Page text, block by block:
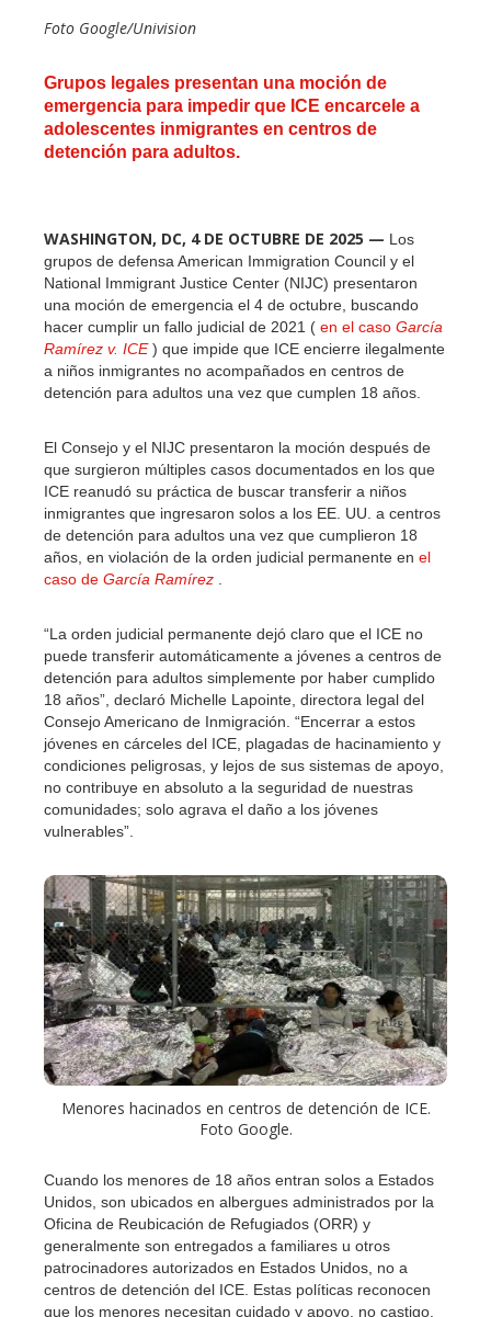
Foto Google/Univision
Grupos legales presentan una moción de
emergencia para impedir que ICE encarcele a
adolescentes inmigrantes en centros de
detención para adultos.
WASHINGTON, DC, 4 DE OCTUBRE DE 2025 — Los
grupos de defensa American Immigration Council y el
National Immigrant Justice Center (NIJC) presentaron
una moción de emergencia el 4 de octubre, buscando
hacer cumplir un fallo judicial de 2021 ( en el caso García
Ramírez v. ICE) que impide que ICE encierre ilegalmente
a niños inmigrantes no acompañados en centros de
detención para adultos una vez que cumplen 18 años.
El Consejo y el NIJC presentaron la moción después de
que surgieron múltiples casos documentados en los que
ICE reanudó su práctica de buscar transferir a niños
inmigrantes que ingresaron solos a los EE. UU. a centros
de detención para adultos una vez que cumplieron 18
años, en violación de la orden judicial permanente en el
caso de García Ramírez
“La orden judicial permanente dejó claro que el ICE no
puede transferir automáticamente a jóvenes a centros de
detención para adultos simplemente por haber cumplido
18 años”, declaró Michelle Lapointe, directora legal del
Consejo Americano de Inmigración. “Encerrar a estos
jóvenes en cárceles del ICE, plagadas de hacinamiento y
condiciones peligrosas, y lejos de sus sistemas de apoyo,
no contribuye en absoluto a la seguridad de nuestras
comunidades; solo agrava el daño a los jóvenes
vulnerables”.
Menores hacinados en centros de detención de ICE.
Foto Google.
Cuando los menores de 18 años entran solos a Estados
Unidos, son ubicados en albergues administrados por la
Oficina de Reubicación de Refugiados (ORR) y
generalmente son entregados a familiares u otros
patrocinadores autorizados en Estados Unidos, no a
centros de detención del ICE. Estas políticas reconocen
que los menores necesitan cuidado y apoyo, no castigo.